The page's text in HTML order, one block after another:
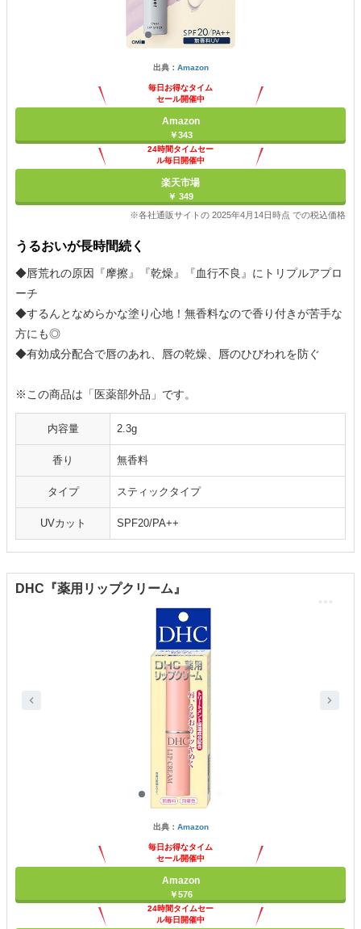
出典： Amazon
毎日お得なタイム
セール開催中
Amazon
￥343
24時間タイムセー
ル毎日開催中
楽天市場
￥ 349
※各社通販サイトの 2025年4月14日時点 での税込価格
うるおいが長時間続く
◆唇荒れの原因『摩擦』『乾燥』『血行不良』にトリプルアプロ
ーチ
◆するんとなめらかな塗り心地！無香料なので香り付きが苦手な
方にも◎
◆有効成分配合で唇のあれ、唇の乾燥、唇のひびわれを防ぐ
※この商品は「医薬部外品」です。
内容量 2.3g
香り 無香料
タイプ スティックタイプ
UVカット SPF20/PA++
DHC『薬用リップクリーム』
出典： Amazon
毎日お得なタイム
セール開催中
Amazon
￥576
24時間タイムセー
ル毎日開催中